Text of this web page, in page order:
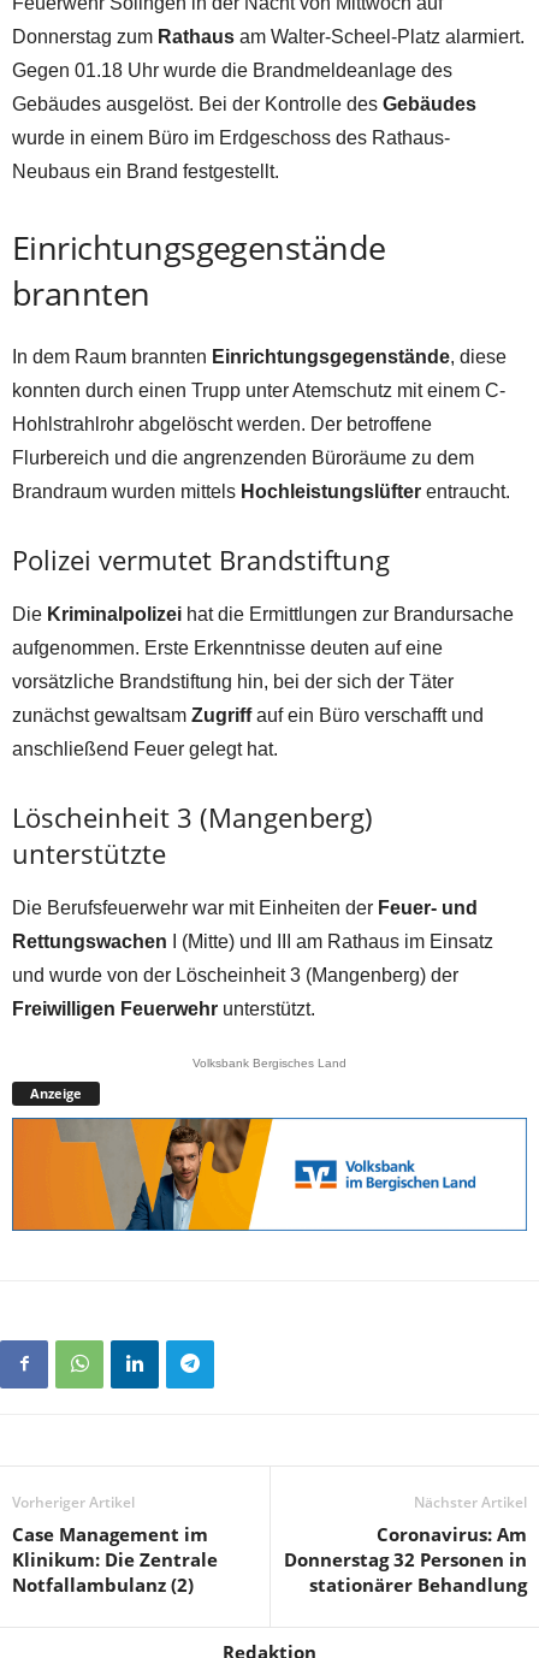
Donnerstag zum Rathaus am Walter-Scheel-Platz alarmiert.
Gegen 01.18 Uhr wurde die Brandmeldeanlage des
Gebäudes ausgelöst. Bei der Kontrolle des Gebäudes
wurde in einem Büro im Erdgeschoss des Rathaus-
Neubaus ein Brand festgestellt.
Einrichtungsgegenstände
brannten
In dem Raum brannten Einrichtungsgegenstände, diese
konnten durch einen Trupp unter Atemschutz mit einem C-
Hohlstrahlrohr abgelöscht werden. Der betroffene
Flurbereich und die angrenzenden Büroräume zu dem
Brandraum wurden mittels Hochleistungslüfter entraucht.
Polizei vermutet Brandstiftung
Die Kriminalpolizei hat die Ermittlungen zur Brandursache
aufgenommen. Erste Erkenntnisse deuten auf eine
vorsätzliche Brandstiftung hin, bei der sich der Täter
zunächst gewaltsam Zugriffauf ein Büro verschafft und
anschließend Feuer gelegt hat.
Löscheinheit 3 (Mangenberg)
unterstützte
Die Berufsfeuerwehr war mit Einheiten der Feuer- und
Rettungswachen I (Mitte) und III am Rathaus im Einsatz
und wurde von der Löscheinheit 3 (Mangenberg) der
Freiwilligen Feuerwehr unterstützt.
Volksbank Bergisches Land
Anzeige
Vorheriger Artikel
Case Management im
Klinikum: Die Zentrale
Notfallambulanz (2)
Nächster Artikel
Coronavirus: Am
Donnerstag 32 Personen in
stationärer Behandlung
Redaktion